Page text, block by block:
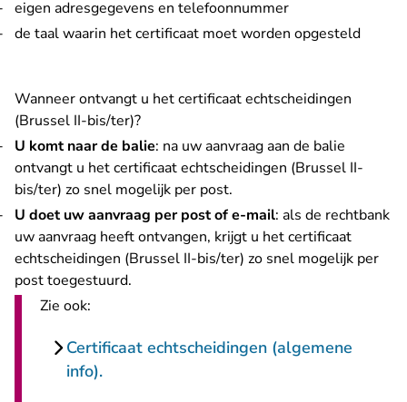
eigen adresgegevens en telefoonnummer
de taal waarin het certificaat moet worden opgesteld
Wanneer ontvangt u het certificaat echtscheidingen
(Brussel II-bis/ter)?
U komt naar de balie: na uw aanvraag aan de balie
ontvangt u het certificaat echtscheidingen (Brussel II-
bis/ter) zo snel mogelijk per post.
U doet uw aanvraag per post of e-mail: als de rechtbank
uw aanvraag heeft ontvangen, krijgt u het certificaat
echtscheidingen (Brussel II-bis/ter) zo snel mogelijk per
post toegestuurd.
Zie ook:
Certificaat echtscheidingen (algemene
info).